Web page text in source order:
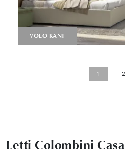
VOLO KANT
1 2
Letti Colombini Casa